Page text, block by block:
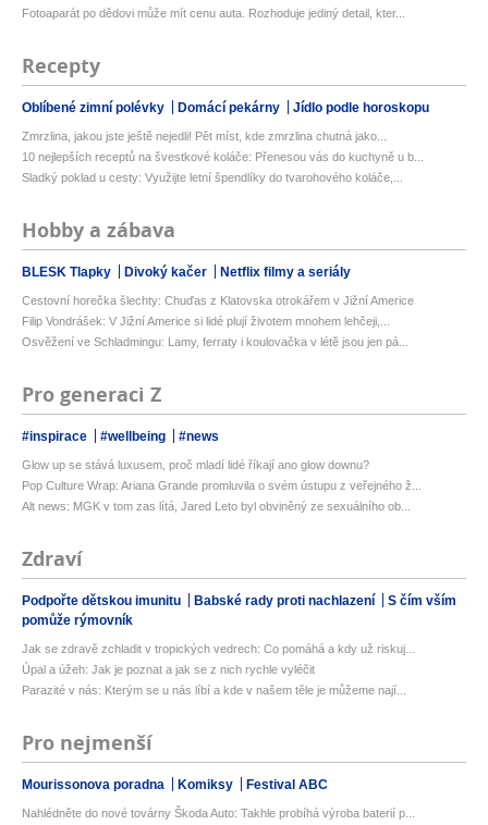
Fotoaparát po dědovi může mít cenu auta. Rozhoduje jediný detail, kter...
Recepty
Oblíbené zimní polévky Domácí pekárny Jídlo podle horoskopu
Zmrzlina, jakou jste ještě nejedli! Pět míst, kde zmrzlina chutná jako...
10 nejlepších receptů na švestkové koláče: Přenesou vás do kuchyně u b...
Sladký poklad u cesty: Využijte letní špendlíky do tvarohového koláče,...
Hobby a zábava
BLESK Tlapky Divoký kačer Netflix filmy a seriály
Cestovní horečka šlechty: Chuďas z Klatovska otrokářem v Jižní Americe
Filip Vondrášek: V Jižní Americe si lidé plují životem mnohem lehčeji,...
Osvěžení ve Schladmingu: Lamy, ferraty i koulovačka v létě jsou jen pá...
Pro generaci Z
#inspirace #wellbeing #news
Glow up se stává luxusem, proč mladí lidé říkají ano glow downu?
Pop Culture Wrap: Ariana Grande promluvila o svém ústupu z veřejného ž...
Alt news: MGK v tom zas lítá, Jared Leto byl obviněný ze sexuálního ob...
Zdraví
Podpořte dětskou imunitu Babské rady proti nachlazení
S čím vším
pomůže rýmovník
Jak se zdravě zchladit v tropických vedrech: Co pomáhá a kdy už riskuj...
Úpal a úžeh: Jak je poznat a jak se z nich rychle vyléčit
Parazité v nás: Kterým se u nás líbí a kde v našem těle je můžeme nají...
Pro nejmenší
Mourissonova poradna Komiksy Festival ABC
Nahlédněte do nové továrny Škoda Auto: Takhle probíhá výroba baterií p...